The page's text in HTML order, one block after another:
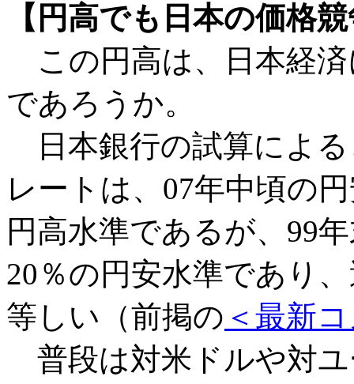
【円高でも日本の価格
この円高は、日本経
であろうか。
日本銀行の試算による
レートは、07年中頃の
円高水準であるが、99
20％の円安水準であり
等しい（前掲の ＜最新
普段は対米ドルや対